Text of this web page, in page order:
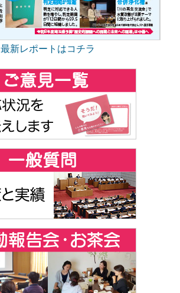
最新レポートはコチラ